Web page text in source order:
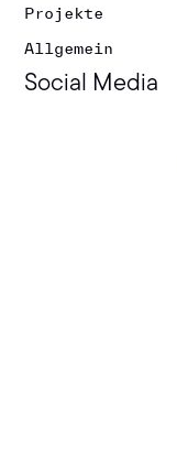
Projekte
Allgemein
Social Media